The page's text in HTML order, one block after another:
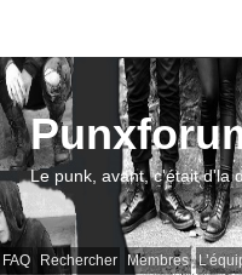
FAQ Rechercher Membres
Le punk, avant, c'était d'la